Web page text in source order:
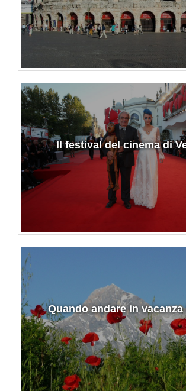
Il festival del cinema di
Quando andare in